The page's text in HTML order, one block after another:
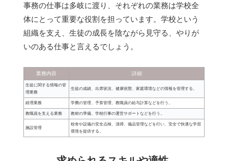
事務の仕事は多岐に渡り、それぞれの業務は学校全
体にとって重要な役割を担っています。学校という
組織を支え、生徒の成長を陰ながら見守る、やりが
いのある仕事と言えるでしょう。
業務内容 詳細
生徒に関する情報の管
理業務
生徒の成績、出席状況、健康状態、家庭環境などの情報を管理する。
経理業務 学費の管理、予算管理、教職員の給与計算などを行う。
教職員を支える業務 教材の準備、学校行事の運営サポートなどを行う。
施設管理
校舎や設備の安全点検、清掃、備品管理などを行い、安全で快適な学習
環境を提供する。